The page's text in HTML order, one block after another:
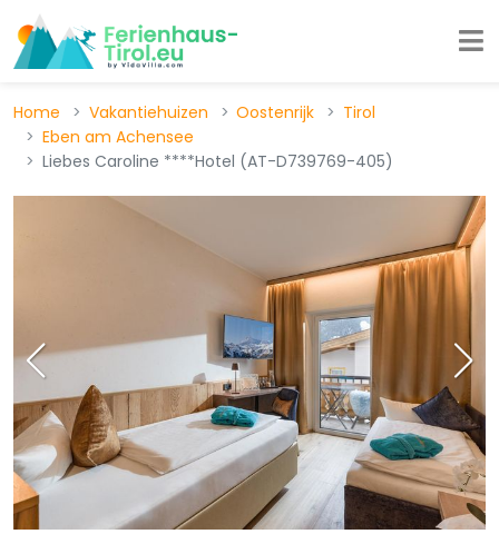
Home Vakantiehuizen Oostenrijk
Tirol
Eben am Achensee
Liebes Caroline ****Hotel (AT-D739769-405)